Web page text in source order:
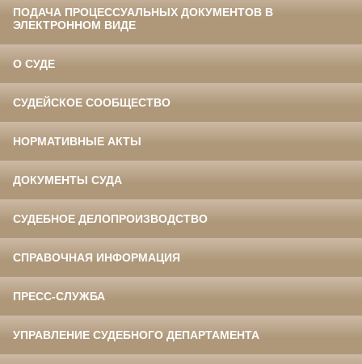
ПОДАЧА ПРОЦЕССУАЛЬНЫХ ДОКУМЕНТОВ В
ЭЛЕКТРОННОМ ВИДЕ
О СУДЕ
СУДЕЙСКОЕ СООБЩЕСТВО
НОРМАТИВНЫЕ АКТЫ
ДОКУМЕНТЫ СУДА
СУДЕБНОЕ ДЕЛОПРОИЗВОДСТВО
СПРАВОЧНАЯ ИНФОРМАЦИЯ
ПРЕСС-СЛУЖБА
УПРАВЛЕНИЕ СУДЕБНОГО ДЕПАРТАМЕНТА